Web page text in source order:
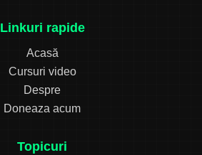
Linkuri rapide
Acasă
Cursuri video
Despre
Doneaza acum
Topicuri